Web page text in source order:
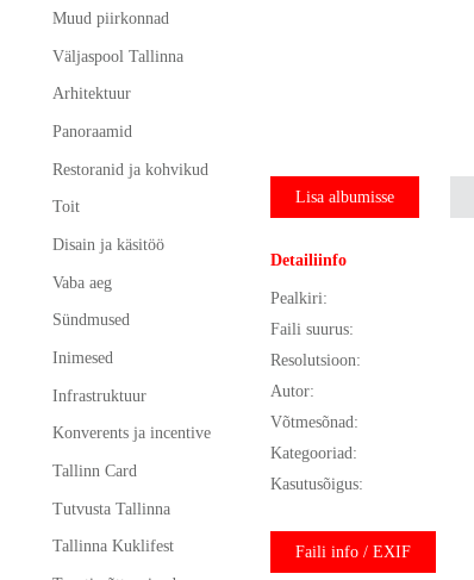
Muud piirkonnad
Väljaspool Tallinna
Arhitektuur
Panoraamid
Restoranid ja kohvikud
Toit
Disain ja käsitöö
Vaba aeg
Sündmused
Inimesed
Infrastruktuur
Konverents ja incentive
Tallinn Card
Tutvusta Tallinna
Tallinna Kuklifest
Lisa albumisse
Detailiinfo
Pealkiri:
Faili suurus:
Resolutsioon:
Autor:
Võtmesõnad:
Kategooriad:
Kasutusõigus:
Faili info / EXIF